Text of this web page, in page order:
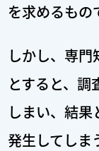
を求めるもの
しかし、専
とすると、調
しまい、結
発生してしま